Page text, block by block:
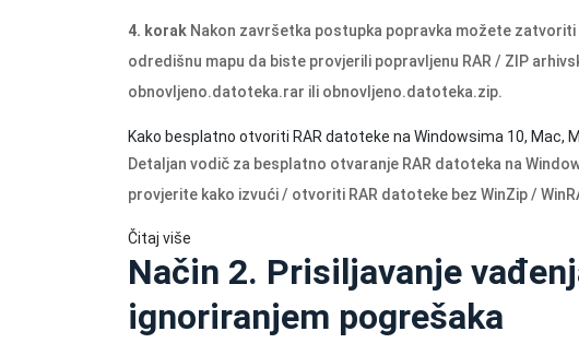
4. korak Nakon završetka postupka popravka možete
odredišnu mapu da biste provjerili popravljenu RAR / ZIP
obnovljeno.datoteka.rar ili obnovljeno.datoteka.zip.
Kako besplatno otvoriti RAR datoteke na Windowsima 10, Mac,
Detaljan vodič za besplatno otvaranje RAR datoteka na
provjerite kako izvući / otvoriti RAR datoteke bez WinZip /
Čitaj više
Način 2. Prisiljavanje
ignoriranjem pogrešaka